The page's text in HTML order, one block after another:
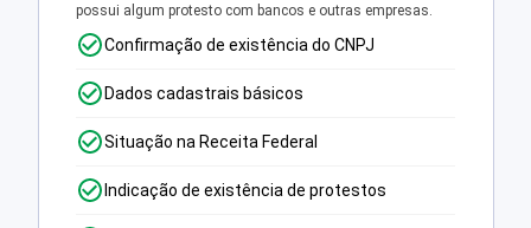
possui algum protesto com bancos e outras empresas.
Confirmação de existência do CNPJ
Dados cadastrais básicos
Situação na Receita Federal
Indicação de existência de protestos